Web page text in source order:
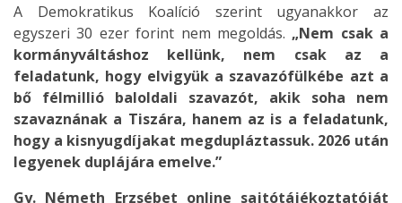
A Demokratikus Koalíció szerint ugyanakkor az
egyszeri 30 ezer forint nem megoldás. „Nem csak a
kormányváltáshoz kellünk, nem csak az a
feladatunk, hogy elvigyük a szavazófülkébe azt a
bő félmillió baloldali szavazót, akik soha nem
szavaznának a Tiszára, hanem az is a feladatunk,
hogy a kisnyugdíjakat megdupláztassuk. 2026 után
legyenek duplájára emelve.”
Gy. Németh Erzsébet online sajtótájékoztatóját